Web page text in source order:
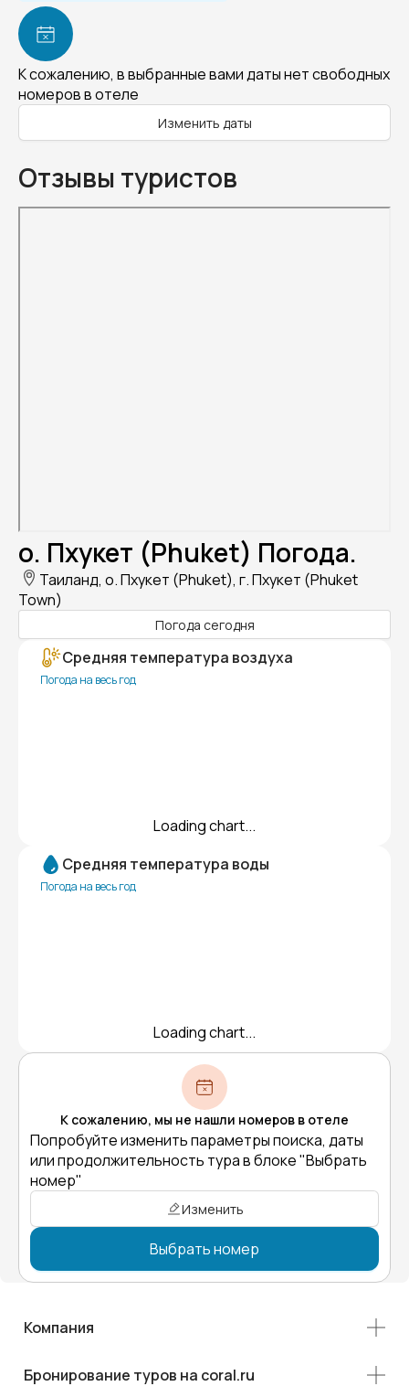
К сожалению, в выбранные вами даты нет свободных
номеров в отеле
Изменить даты
Отзывы туристов
о. Пхукет (Phuket) Погода.
Таиланд, о. Пхукет (Phuket), г. Пхукет (Phuket
Town)
Погода сегодня
Средняя температура воздуха
Погода на весь год
Loading chart...
Средняя температура воды
Погода на весь год
Loading chart...
К сожалению, мы не нашли номеров в отеле
Попробуйте изменить параметры поиска, даты
или продолжительность тура в блоке "Выбрать
номер"
Изменить
Выбрать номер
Компания
Бронирование туров на coral.ru